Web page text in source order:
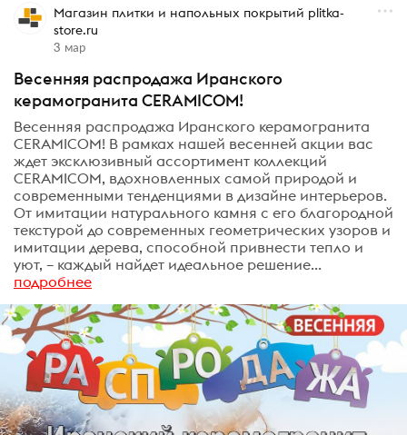
Магазин плитки и напольных покрытий plitka-
store.ru
3 мар
Весенняя распродажа Иранского
керамогранита CERAMICOM!
Весенняя распродажа Иранского керамогранита
CERAMICOM! В рамках нашей весенней акции вас
ждет эксклюзивный ассортимент коллекций
CERAMICOM, вдохновленных самой природой и
современными тенденциями в дизайне интерьеров.
От имитации натурального камня с его благородной
текстурой до современных геометрических узоров и
имитации дерева, способной привнести тепло и
уют, – каждый найдет идеальное решение...
подробнее